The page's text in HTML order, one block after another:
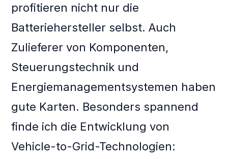
profitieren nicht nur die
Batteriehersteller selbst. Auch
Zulieferer von Komponenten,
Steuerungstechnik und
Energiemanagementsystemen haben
gute Karten. Besonders spannend
finde ich die Entwicklung von
Vehicle-to-Grid-Technologien: